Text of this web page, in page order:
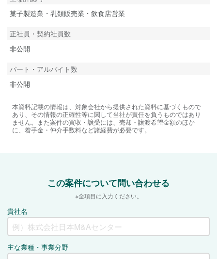
菓子製造業・乳類販売業・飲食店営業
正社員・契約社員数
非公開
パート・アルバイト数
非公開
本資料記載の情報は、対象会社から提供された資料に基づくもので
あり、その情報の正確性等に関して当社が責任を負うものではあり
ません。また案件の買収・譲受には、売却・譲渡希望金額のほか
に、着手金・仲介手数料など諸経費が必要です。